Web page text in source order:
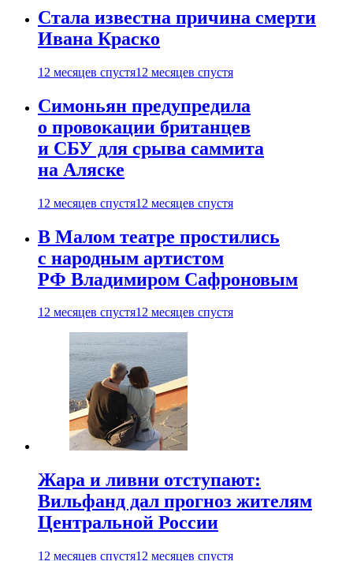
Стала известна причина смерти
Ивана Краско
12 месяцев спустя12 месяцев спустя
Симоньян предупредила
о провокации британцев
и СБУ для срыва саммита
на Аляске
12 месяцев спустя12 месяцев спустя
В Малом театре простились
с народным артистом
РФ Владимиром Сафроновым
12 месяцев спустя12 месяцев спустя
Жара и ливни отступают:
Вильфанд дал прогноз жителям
Центральной России
12 месяцев спустя12 месяцев спустя